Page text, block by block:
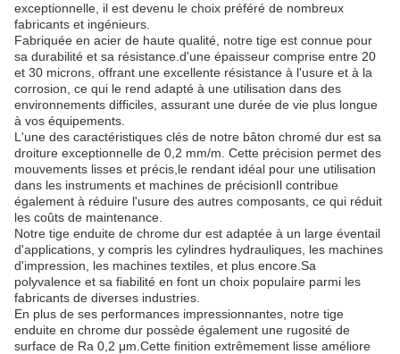
exceptionnelle, il est devenu le choix préféré de nombreux
fabricants et ingénieurs.
Fabriquée en acier de haute qualité, notre tige est connue pour
sa durabilité et sa résistance.d'une épaisseur comprise entre 20
et 30 microns, offrant une excellente résistance à l'usure et à la
corrosion, ce qui le rend adapté à une utilisation dans des
environnements difficiles, assurant une durée de vie plus longue
à vos équipements.
L'une des caractéristiques clés de notre bâton chromé dur est sa
droiture exceptionnelle de 0,2 mm/m. Cette précision permet des
mouvements lisses et précis,le rendant idéal pour une utilisation
dans les instruments et machines de précisionIl contribue
également à réduire l'usure des autres composants, ce qui réduit
les coûts de maintenance.
Notre tige enduite de chrome dur est adaptée à un large éventail
d'applications, y compris les cylindres hydrauliques, les machines
d'impression, les machines textiles, et plus encore.Sa
polyvalence et sa fiabilité en font un choix populaire parmi les
fabricants de diverses industries.
En plus de ses performances impressionnantes, notre tige
enduite en chrome dur possède également une rugosité de
surface de Ra 0,2 μm.Cette finition extrêmement lisse améliore